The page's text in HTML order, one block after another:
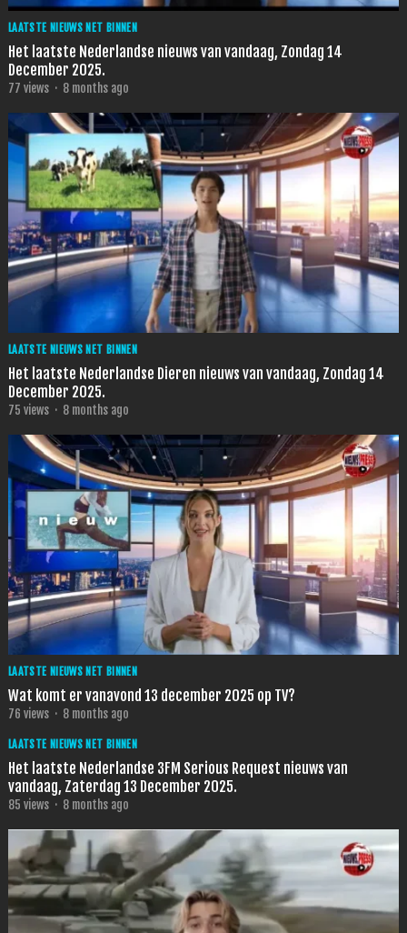
LAATSTE NIEUWS NET BINNEN
Het laatste Nederlandse nieuws van vandaag, Zondag 14
December 2025.
77 views · 8 months ago
LAATSTE NIEUWS NET BINNEN
Het laatste Nederlandse Dieren nieuws van vandaag, Zondag 14
December 2025.
75 views · 8 months ago
LAATSTE NIEUWS NET BINNEN
Wat komt er vanavond 13 december 2025 op TV?
76 views · 8 months ago
LAATSTE NIEUWS NET BINNEN
Het laatste Nederlandse 3FM Serious Request nieuws van
vandaag, Zaterdag 13 December 2025.
85 views · 8 months ago